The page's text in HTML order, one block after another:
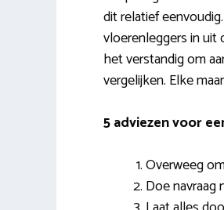
dit relatief
vloerenleggers in uit
het verstandig om
vergelijken. Elke
5 adviezen voor
Overweeg
Doe navraag